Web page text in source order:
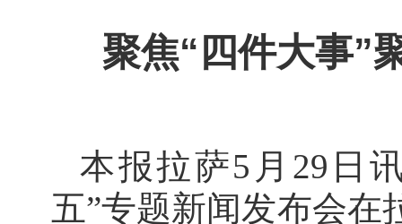
聚焦“四件大事”
本报拉萨5月29日
五”专题新闻发布会在